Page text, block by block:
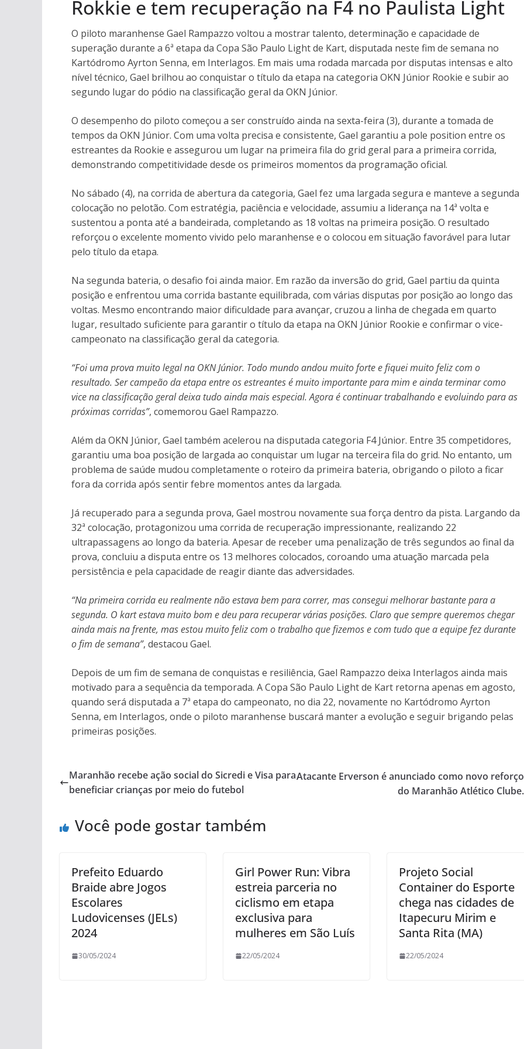
Rokkie e tem recuperação na F4 no Paulista Light
O piloto maranhense Gael Rampazzo voltou a mostrar talento, determinação e capacidade de
superação durante a 6ª etapa da Copa São Paulo Light de Kart, disputada neste fim de semana no
Kartódromo Ayrton Senna, em Interlagos. Em mais uma rodada marcada por disputas intensas e alto
nível técnico, Gael brilhou ao conquistar o título da etapa na categoria OKN Júnior Rookie e subir ao
segundo lugar do pódio na classificação geral da OKN Júnior.
O desempenho do piloto começou a ser construído ainda na sexta-feira (3), durante a tomada de
tempos da OKN Júnior. Com uma volta precisa e consistente, Gael garantiu a pole position entre os
estreantes da Rookie e assegurou um lugar na primeira fila do grid geral para a primeira corrida,
demonstrando competitividade desde os primeiros momentos da programação oficial.
No sábado (4), na corrida de abertura da categoria, Gael fez uma largada segura e manteve a segunda
colocação no pelotão. Com estratégia, paciência e velocidade, assumiu a liderança na 14ª volta e
sustentou a ponta até a bandeirada, completando as 18 voltas na primeira posição. O resultado
reforçou o excelente momento vivido pelo maranhense e o colocou em situação favorável para lutar
pelo título da etapa.
Na segunda bateria, o desafio foi ainda maior. Em razão da inversão do grid, Gael partiu da quinta
posição e enfrentou uma corrida bastante equilibrada, com várias disputas por posição ao longo das
voltas. Mesmo encontrando maior dificuldade para avançar, cruzou a linha de chegada em quarto
lugar, resultado suficiente para garantir o título da etapa na OKN Júnior Rookie e confirmar o vice-
campeonato na classificação geral da categoria.
“Foi uma prova muito legal na OKN Júnior. Todo mundo andou muito forte e fiquei muito feliz com o
resultado. Ser campeão da etapa entre os estreantes é muito importante para mim e ainda terminar como
vice na classificação geral deixa tudo ainda mais especial. Agora é continuar trabalhando e evoluindo para as
próximas corridas”, comemorou Gael Rampazzo.
Além da OKN Júnior, Gael também acelerou na disputada categoria F4 Júnior. Entre 35 competidores,
garantiu uma boa posição de largada ao conquistar um lugar na terceira fila do grid. No entanto, um
problema de saúde mudou completamente o roteiro da primeira bateria, obrigando o piloto a ficar
fora da corrida após sentir febre momentos antes da largada.
Já recuperado para a segunda prova, Gael mostrou novamente sua força dentro da pista. Largando da
32ª colocação, protagonizou uma corrida de recuperação impressionante, realizando 22
ultrapassagens ao longo da bateria. Apesar de receber uma penalização de três segundos ao final da
prova, concluiu a disputa entre os 13 melhores colocados, coroando uma atuação marcada pela
persistência e pela capacidade de reagir diante das adversidades.
“Na primeira corrida eu realmente não estava bem para correr, mas consegui melhorar bastante para a
segunda. O kart estava muito bom e deu para recuperar várias posições. Claro que sempre queremos chegar
ainda mais na frente, mas estou muito feliz com o trabalho que fizemos e com tudo que a equipe fez durante
o fim de semana”, destacou Gael.
Depois de um fim de semana de conquistas e resiliência, Gael Rampazzo deixa Interlagos ainda mais
motivado para a sequência da temporada. A Copa São Paulo Light de Kart retorna apenas em agosto,
quando será disputada a 7ª etapa do campeonato, no dia 22, novamente no Kartódromo Ayrton
Senna, em Interlagos, onde o piloto maranhense buscará manter a evolução e seguir brigando pelas
primeiras posições.
Maranhão recebe ação social do Sicredi e Visa para
beneficiar crianças por meio do futebol
Atacante Erverson é anunciado como novo reforço
do Maranhão Atlético Clube.
Você pode gostar também
Prefeito Eduardo
Braide abre Jogos
Escolares
Ludovicenses (JELs)
2024
30/05/2024
Girl Power Run: Vibra
estreia parceria no
ciclismo em etapa
exclusiva para
mulheres em São Luís
22/05/2024
Projeto Social
Container do Esporte
chega nas cidades de
Itapecuru Mirim e
Santa Rita (MA)
22/05/2024